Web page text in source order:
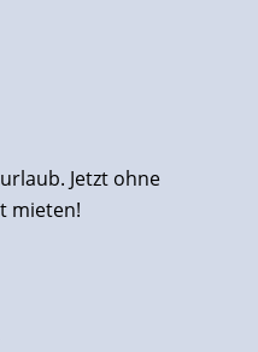
Jetzt ohne
mieten!